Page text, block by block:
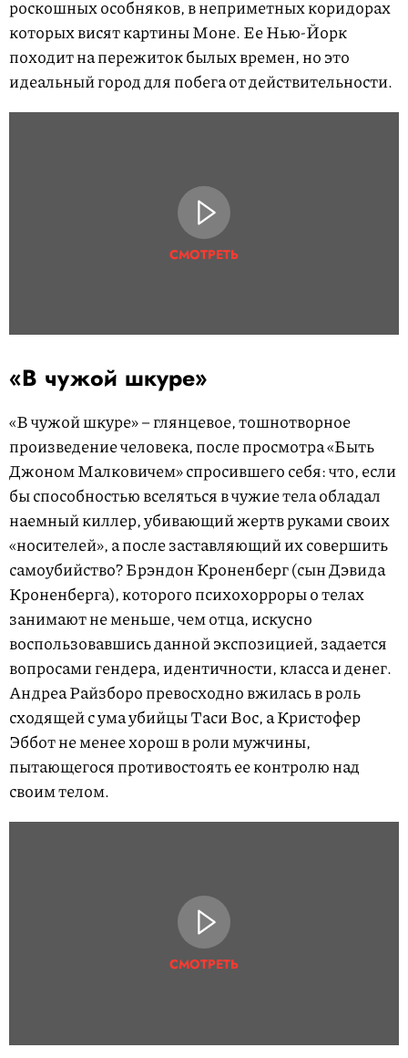
роскошных особняков, в неприметных коридорах
которых висят картины Моне. Ее Нью-Йорк
походит на пережиток былых времен, но это
идеальный город для побега от действительности.
СМОТРЕТЬ
«В чужой шкуре»
«В чужой шкуре» – глянцевое, тошнотворное
произведение человека, после просмотра «Быть
Джоном Малковичем» спросившего себя: что, если
бы способностью вселяться в чужие тела обладал
наемный киллер, убивающий жертв руками своих
«носителей», а после заставляющий их совершить
самоубийство? Брэндон Кроненберг (сын Дэвида
Кроненберга), которого психохорроры о телах
занимают не меньше, чем отца, искусно
воспользовавшись данной экспозицией, задается
вопросами гендера, идентичности, класса и денег.
Андреа Райзборо превосходно вжилась в роль
сходящей с ума убийцы Таси Вос, а Кристофер
Эббот не менее хорош в роли мужчины,
пытающегося противостоять ее контролю над
своим телом.
СМОТРЕТЬ